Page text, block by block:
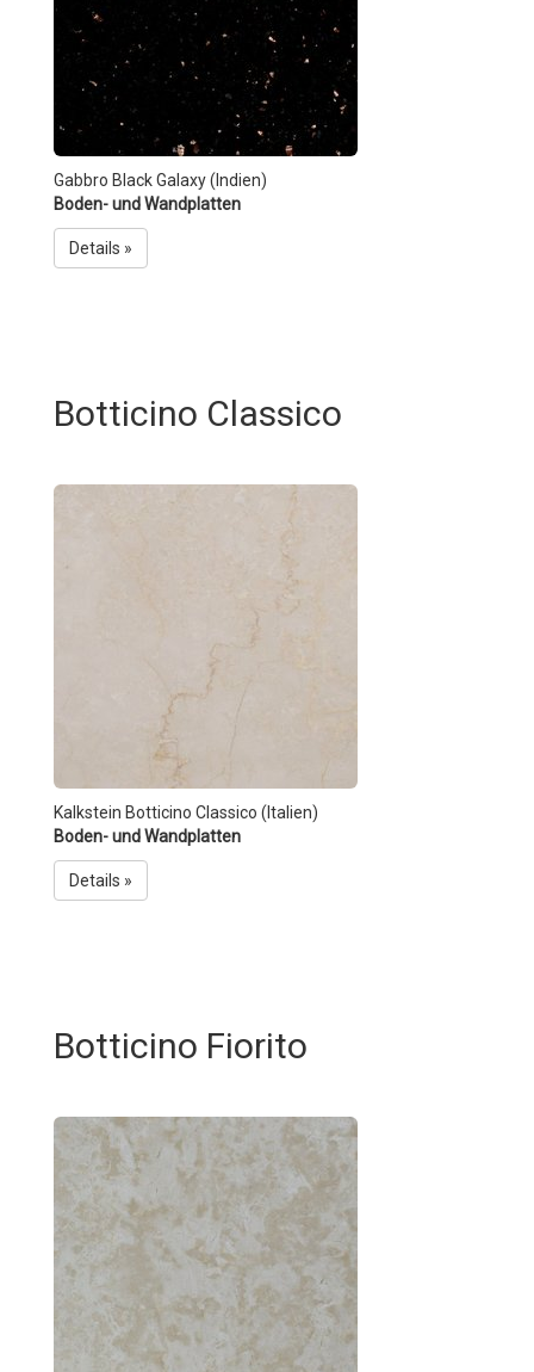
Gabbro Black Galaxy (Indien)
Boden- und Wandplatten
Details »
Botticino Classico
Kalkstein Botticino Classico (Italien)
Boden- und Wandplatten
Details »
Botticino Fiorito